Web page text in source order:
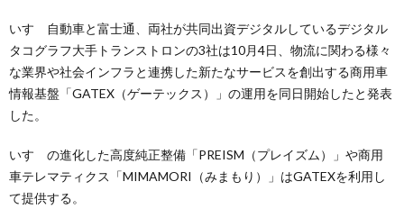
いすゞ自動車と富士通、両社が共同出資デジタルしているデジタル
タコグラフ大手トランストロンの3社は10月4日、物流に関わる様々
な業界や社会インフラと連携した新たなサービスを創出する商用車
情報基盤「GATEX（ゲーテックス）」の運用を同日開始したと発表
した。
いすゞの進化した高度純正整備「PREISM（プレイズム）」や商用
車テレマティクス「MIMAMORI（みまもり）」はGATEXを利用し
て提供する。